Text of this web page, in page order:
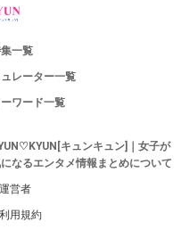
一覧
レーター一覧
ワード一覧
キュンキュン]｜女子が
なるエンタメ情報まとめについて
運営者
利用規約